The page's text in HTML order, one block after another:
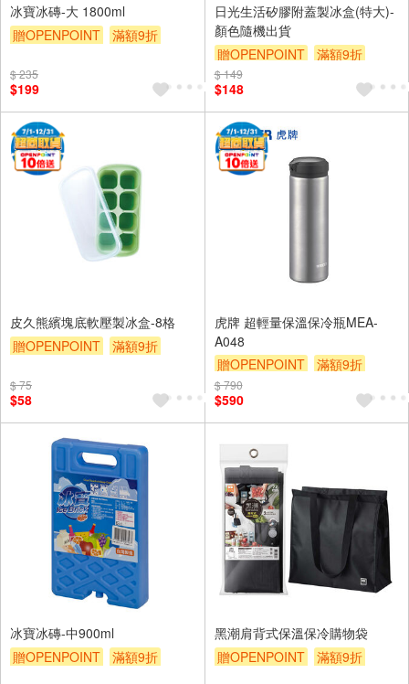
冰寶冰磚-大 1800ml
贈OPENPOINT
滿額9折
$ 235
$199
日光生活矽膠附蓋製冰盒(特大)-
顏色隨機出貨
贈OPENPOINT
滿額9折
贈$200
$ 149
$148
皮久熊繽塊底軟壓製冰盒-8格
贈OPENPOINT
滿額9折
$ 75
$58
虎牌 超輕量保溫保冷瓶MEA-
A048
贈OPENPOINT
滿額9折
贈$200
$ 790
$590
冰寶冰磚-中900ml
贈OPENPOINT
滿額9折
黑潮肩背式保溫保冷購物袋
贈OPENPOINT
滿額9折